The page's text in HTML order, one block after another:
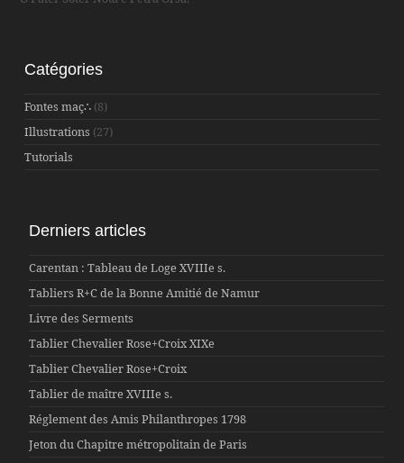
Catégories
Fontes maç∴ (8)
Illustrations (27)
Tutorials
Derniers articles
Carentan : Tableau de Loge XVIIIe s.
Tabliers R+C de la Bonne Amitié de Namur
Livre des Serments
Tablier Chevalier Rose+Croix XIXe
Tablier Chevalier Rose+Croix
Tablier de maître XVIIIe s.
Réglement des Amis Philanthropes 1798
Jeton du Chapitre métropolitain de Paris